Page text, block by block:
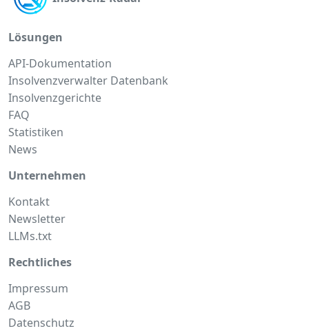
Lösungen
API-Dokumentation
Insolvenzverwalter Datenbank
Insolvenzgerichte
FAQ
Statistiken
News
Unternehmen
Kontakt
Newsletter
LLMs.txt
Rechtliches
Impressum
AGB
Datenschutz